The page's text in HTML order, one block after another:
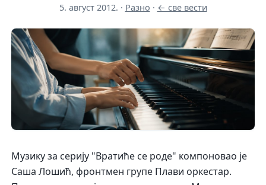
5. август 2012. · Разно · ← све вести
Музику за серију "Вратиће се роде" компоновао је
Саша Лошић, фронтмен групе Плави оркестар.